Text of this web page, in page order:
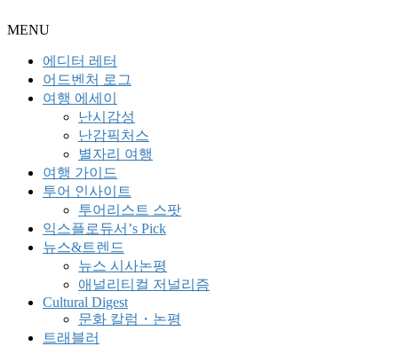
MENU
에디터 레터
어드벤처 로그
여행 에세이
난시감성
난감픽처스
별자리 여행
여행 가이드
투어 인사이트
투어리스트 스팟
익스플로듀서’s Pick
뉴스&트렌드
뉴스 시사논평
애널리티컬 저널리즘
Cultural Digest
문화 칼럼・논평
트래블러